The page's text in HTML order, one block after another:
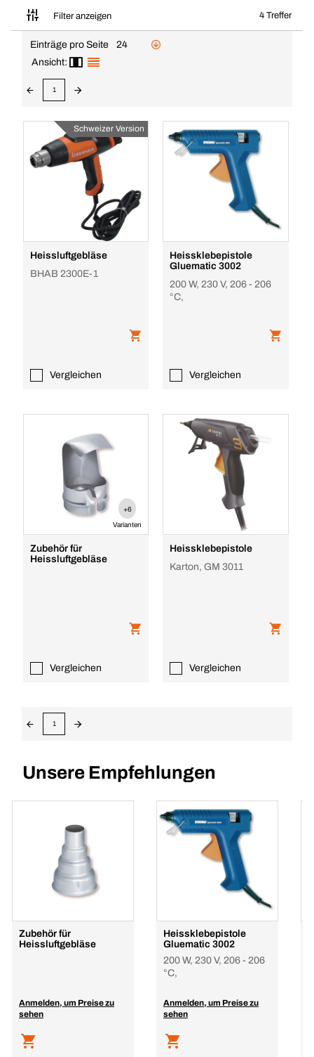
Filter anzeigen 4 Treffer
Einträge pro Seite
24
Ansicht:
1
Schweizer Version
Heissluftgebläse
BHAB 2300E-1
Vergleichen
Heissklebepistole
Gluematic 3002
200 W, 230 V, 206 - 206
°C,
Vergleichen
+6
Varianten
Zubehör für
Heissluftgebläse
Vergleichen
Heissklebepistole
Karton, GM 3011
Vergleichen
1
Unsere Empfehlungen
Zubehör für
Heissluftgebläse
Anmelden, um Preise zu
sehen
Heissklebepistole
Gluematic 3002
200 W, 230 V, 206 - 206
°C,
Anmelden, um Preise zu
sehen